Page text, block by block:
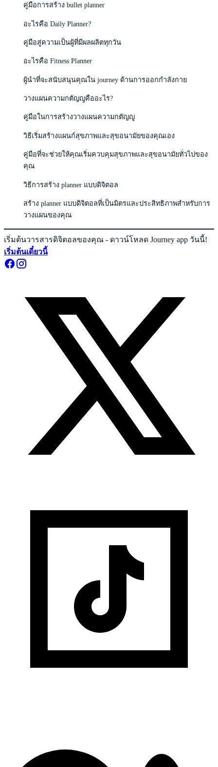
คู่มือการสร้าง bullet planner
อะไรคือ Daily Planner?
คู่มือสู่ความเป็นผู้ที่มีผลผลิตทุกวัน
อะไรคือ Fitness Planner
ผู้นำที่จะสนับสนุนคุณใน journey ด้านการออกกำลังกาย
วางแผนความกตัญญูคืออะไร?
คู่มือในการสร้างวางแผนความกตัญญู
วิธีเริ่มสร้างแผนก์สุขภาพและสุขอนามัยของคุณเอง
คู่มือที่จะช่วยให้คุณเริ่มควบคุมสุขภาพและสุขอนามัยทั่วไปของ
คุณ
วิธีการสร้าง planner แบบดิจิตอล
สร้าง planner แบบดิจิตอลที่เป็นมิตรและประสิทธิภาพสำหรับการ
วางแผนของคุณ
เริ่มต้นวารสารดิจิตอลของคุณ - ดาวน์โหลด Journey app วันนี้!
เริ่มต้นเดี๋ยวนี้